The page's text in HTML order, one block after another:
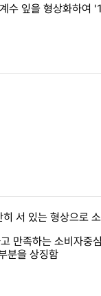
수 잎을 형상화하여
서 있는 형상으로
만족하는 소비자중
분을 상징함